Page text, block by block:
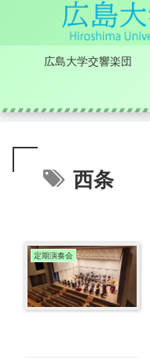
広島大学交響楽団
西条
定期演奏会